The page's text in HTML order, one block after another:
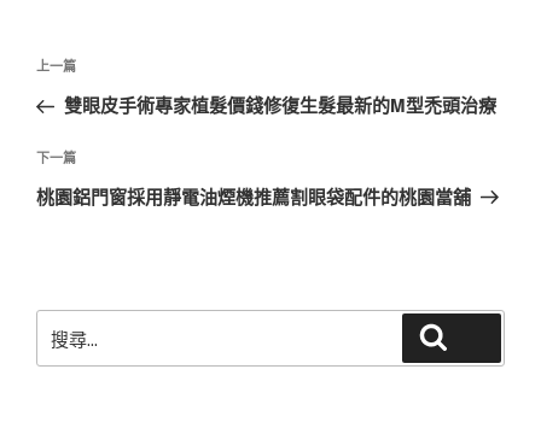
文
導
覽
上
一
文
章
上一篇
雙眼皮手術專家植髮價錢修復生髮最新的M型禿頭治療
下
一
下一篇
桃園鋁門窗採用靜電油煙機推薦割眼袋配件的桃園當舖
尋